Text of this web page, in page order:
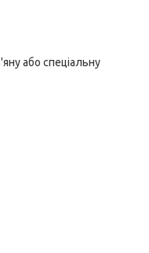
або спеціальну